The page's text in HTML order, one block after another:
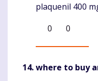
Komentaras
plaquenil 400
0
0
where to buy